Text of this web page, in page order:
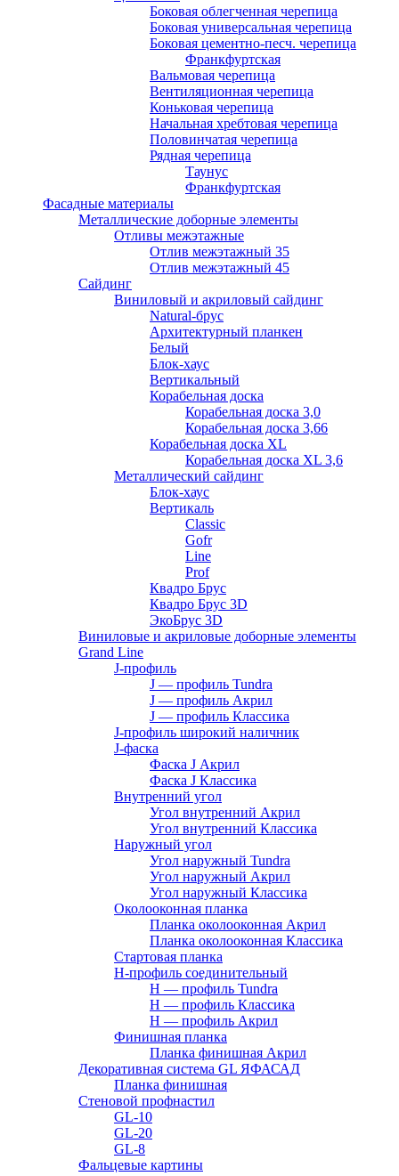
Боковая облегченная черепица
Боковая универсальная черепица
Боковая цементно-песч. черепица
Франкфуртская
Вальмовая черепица
Вентиляционная черепица
Коньковая черепица
Начальная хребтовая черепица
Половинчатая черепица
Рядная черепица
Таунус
Франкфуртская
Фасадные материалы
Металлические доборные элементы
Отливы межэтажные
Отлив межэтажный 35
Отлив межэтажный 45
Сайдинг
Виниловый и акриловый сайдинг
Natural-брус
Архитектурный планкен
Белый
Блок-хаус
Вертикальный
Корабельная доска
Корабельная доска 3,0
Корабельная доска 3,66
Корабельная доска XL
Корабельная доска XL 3,6
Металлический сайдинг
Блок-хаус
Вертикаль
Classic
Gofr
Line
Prof
Квадро Брус
Квадро Брус 3D
ЭкоБрус 3D
Виниловые и акриловые доборные элементы
Grand Line
J-профиль
J — профиль Tundra
J — профиль Акрил
J — профиль Классика
J-профиль широкий наличник
J-фаска
Фаска J Акрил
Фаска J Классика
Внутренний угол
Угол внутренний Акрил
Угол внутренний Классика
Наружный угол
Угол наружный Tundra
Угол наружный Акрил
Угол наружный Классика
Околооконная планка
Планка околооконная Акрил
Планка околооконная Классика
Стартовая планка
H-профиль соединительный
Н — профиль Tundra
H — профиль Классика
Н — профиль Акрил
Финишная планка
Планка финишная Акрил
Декоративная система GL ЯФАСАД
Планка финишная
Стеновой профнастил
GL-10
GL-20
GL-8
Фальцевые картины